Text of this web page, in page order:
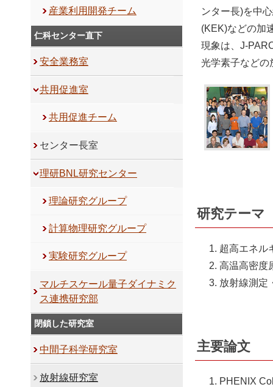
産業利用開発チーム
仁科センター直下
安全業務室
共用促進室
共用促進チーム
センター長室
理研BNL研究センター
理論研究グループ
計算物理研究グループ
実験研究グループ
マルチスケール量子ダイナミク
ス連携研究部
閉鎖した研究室
中間子科学研究室
放射線研究室
ンター長)を中
(KEK)などの加
現象は、J-
光学素子などの
研究テーマ
超高エネル
高温高密度
放射線測定
主要論文
PHENIX